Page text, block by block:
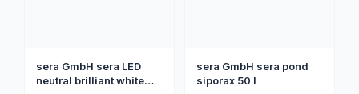
sera GmbH sera LED
neutral brilliant white
sera GmbH sera pond
siporax 50 l